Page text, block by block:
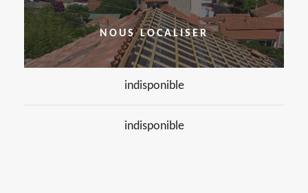
NOUS LOCALISER
indisponible
indisponible